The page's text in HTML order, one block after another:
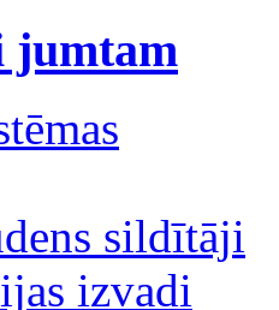
jumtam
sildītāji
izvadi